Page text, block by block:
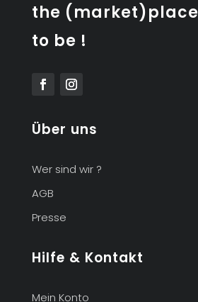
the (market)place
to be !
Über uns
Wer sind wir ?
AGB
Presse
Hilfe & Kontakt
Mein Konto